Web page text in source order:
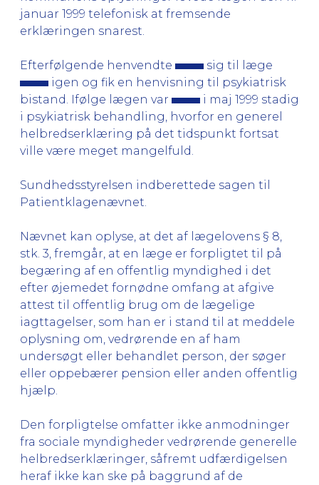
januar 1999 telefonisk at fremsende
erklæringen snarest.
Efterfølgende henvendte
sig til læge
igen og fik en henvisning til psykiatrisk
bistand. Ifølge lægen var
i maj 1999 stadig
i psykiatrisk behandling, hvorfor en generel
helbredserklæring på det tidspunkt fortsat
ville være meget mangelfuld.
Sundhedsstyrelsen indberettede sagen til
Patientklagenævnet.
Nævnet kan oplyse, at det af lægelovens § 8,
stk. 3, fremgår, at en læge er forpligtet til på
begæring af en offentlig myndighed i det
efter øjemedet fornødne omfang at afgive
attest til offentlig brug om de lægelige
iagttagelser, som han er i stand til at meddele
oplysning om, vedrørende en af ham
undersøgt eller behandlet person, der søger
eller oppebærer pension eller anden offentlig
hjælp.
Den forpligtelse omfatter ikke anmodninger
fra sociale myndigheder vedrørende generelle
helbredserklæringer, såfremt udfærdigelsen
heraf ikke kan ske på baggrund af de